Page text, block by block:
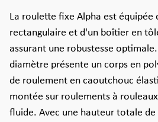
La roulette fixe Alpha est équipée
rectangulaire et d'un boîtier en
assurant une robustesse
diamètre présente un corps en
de roulement en caoutchouc
montée sur roulements à
fluide. Avec une hauteur totale de